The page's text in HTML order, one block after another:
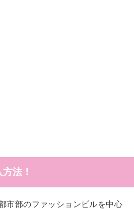
法！
市部のファッションビルを中心